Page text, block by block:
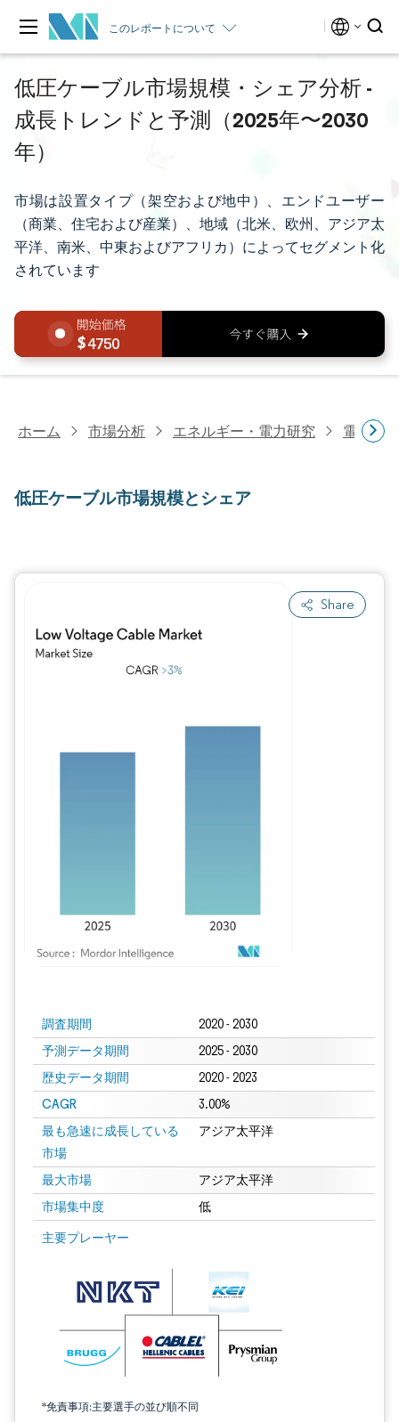
このレポートについて
低圧ケーブル市場規模・シェア分析 -
成長トレンドと予測（2025年〜2030
年）
市場は設置タイプ（架空および地中）、エンドユーザー
（商業、住宅および産業）、地域（北米、欧州、アジア太
平洋、南米、中東およびアフリカ）によってセグメント化
されています
4750
ホーム 市場分析 エネルギー・電力研究 電力研究
低圧ケーブル市場規模とシェア
Share
調査期間 2020 - 2030
予測データ期間 2025 - 2030
歴史データ期間 2020 - 2023
CAGR 3.00%
最も急速に成長している
市場
アジア太平洋
最大市場 アジア太平洋
市場集中度 低
主要プレーヤー
*免責事項:主要選手の並び順不同